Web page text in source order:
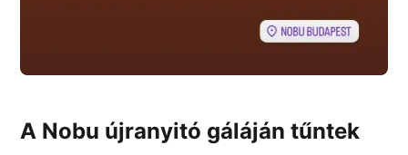
A Nobu újranyitó gáláján tűntek